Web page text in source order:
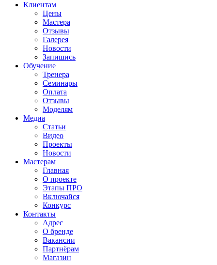
Клиентам
Цены
Мастера
Отзывы
Галерея
Новости
Запишись
Обучение
Тренера
Семинары
Оплата
Отзывы
Моделям
Медиа
Статьи
Видео
Проекты
Новости
Мастерам
Главная
О проекте
Этапы ПРО
Включайся
Конкурс
Контакты
Адрес
О бренде
Вакансии
Партнёрам
Магазин